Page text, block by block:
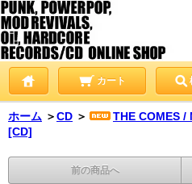
カート
ホーム ＞CD ＞
THE COMES /
[CD]
前の商品へ